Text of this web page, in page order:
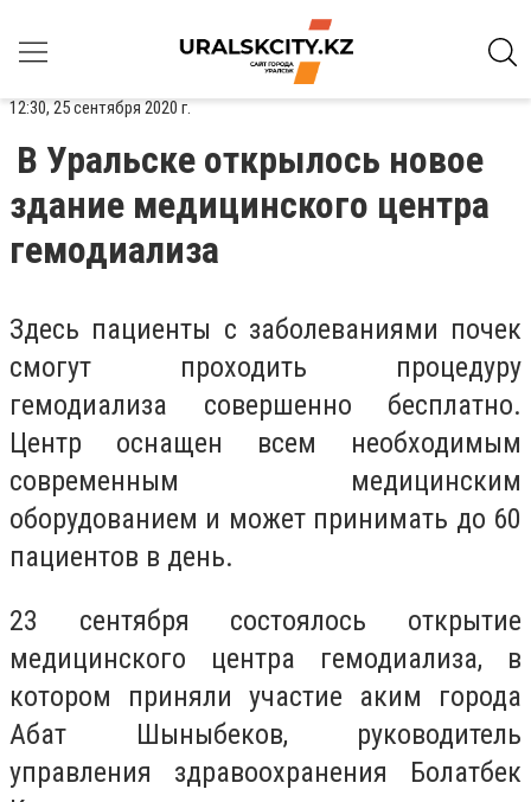
12:30, 25 сентября 2020 г.
В Уральске открылось новое
здание медицинского центра
гемодиализа
Здесь пациенты с заболеваниями почек
смогут проходить процедуру
гемодиализа совершенно бесплатно.
Центр оснащен всем необходимым
современным медицинским
оборудованием и может принимать до 60
пациентов в день.
23 сентября состоялось открытие
медицинского центра гемодиализа, в
котором приняли участие аким города
Абат Шыныбеков, руководитель
управления здравоохранения Болатбек